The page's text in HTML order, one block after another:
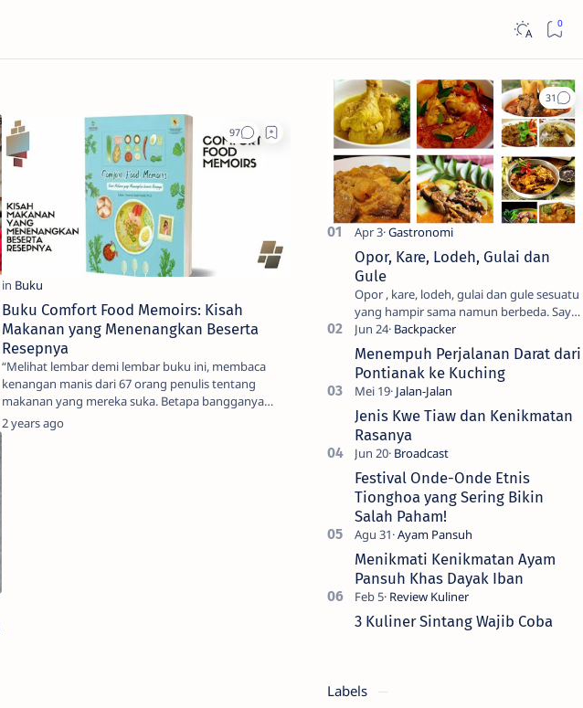
Buku Comfort Food Memoirs: Kisah
Makanan yang Menenangkan Beserta
Resepnya
“Melihat lembar demi lembar buku ini, membaca
kenangan manis dari 67 orang penulis tentang
makanan yang mereka suka. Betapa bangganya
saya, salah sat…
2 years ago
Opor, Kare, Lodeh, Gulai dan
Gule
Opor , kare, lodeh, gulai dan gule sesuatu
yang hampir sama namun berbeda. Saya
sendiri kesulitan untuk membedakanya.
Mencari tahu ada…
Menempuh Perjalanan Darat dari
Pontianak ke Kuching
Jenis Kwe Tiaw dan Kenikmatan
Rasanya
Festival Onde-Onde Etnis
Tionghoa yang Sering Bikin
Salah Paham!
Menikmati Kenikmatan Ayam
Pansuh Khas Dayak Iban
3 Kuliner Sintang Wajib Coba
Labels